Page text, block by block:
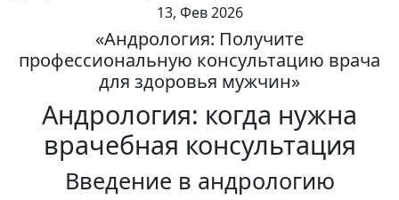
13, Фев 2026
«Андрология: Получите
профессиональную консультацию врача
для здоровья мужчин»
Андрология: когда нужна
врачебная консультация
Введение в андрологию